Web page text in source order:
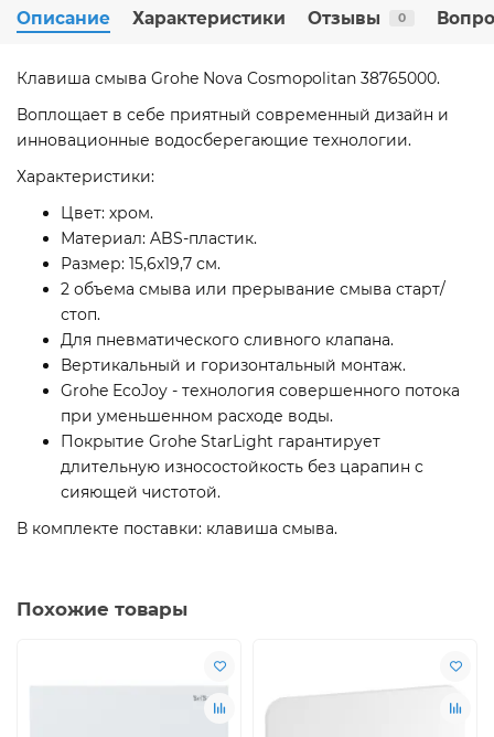
Описание Характеристики Отзывы 0
Клавиша смыва Grohe Nova Cosmopolitan 38765000.
Воплощает в себе приятный современный дизайн и
инновационные водосберегающие технологии.
Характеристики:
Цвет: хром.
Материал: ABS-пластик.
Размер: 15,6x19,7 см.
2 объема смыва или прерывание смыва старт/
стоп.
Для пневматического сливного клапана.
Вертикальный и горизонтальный монтаж.
Grohe EcoJoy - технология совершенного потока
при уменьшенном расходе воды.
Покрытие Grohe StarLight гарантирует
длительную износостойкость без царапин с
сияющей чистотой.
В комплекте поставки: клавиша смыва.
Похожие товары